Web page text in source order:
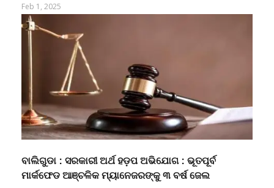
Feb 1, 2025
ବାଲିଗୁଡା : ସରକାରୀ ଅର୍ଥ ହଡ଼ପ ଅଭିଯୋଗ : ଭୂତପୂର୍ବ
ମାର୍କଫେଡ ଆଞ୍ଚଳିକ ମ୍ୟାନେଜରଙ୍କୁ ୩ ବର୍ଷ ଜେଲ